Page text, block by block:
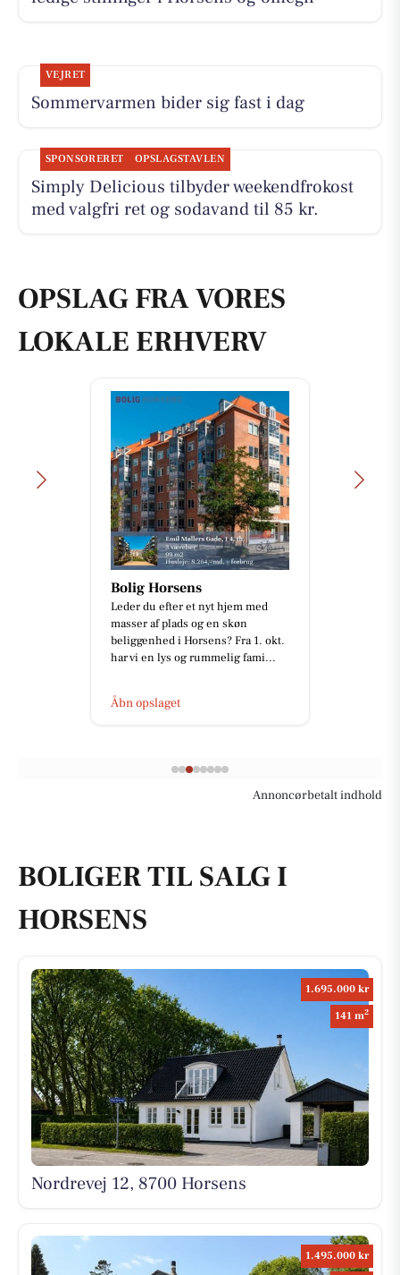
VEJRET
Sommervarmen bider sig fast i dag
SPONSORERET OPSLAGSTAVLEN
Simply Delicious tilbyder weekendfrokost
med valgfri ret og sodavand til 85 kr.
OPSLAG FRA VORES
LOKALE ERHVERV
Detailing Center
Ny Skoda Elroq RS i en fantastisk
rød metallak ❤️✨ En fabriksny bil
er ikke nødvendigvis
ensbetydende med en perfekt lak.
Åbn opslaget
Annoncørbetalt indhold
BOLIGER TIL SALG I
HORSENS
1.695.000 kr
141 m2
Nordrevej 12, 8700 Horsens
1.495.000 kr